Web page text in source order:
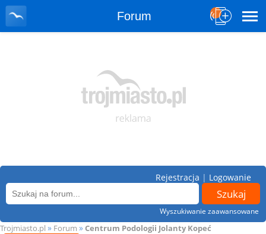
Forum
Wyszukiwanie zaawansowane
Rejestracja | Logowanie
Trojmiasto.pl » Forum » Centrum Podologii Jolanty Kopeć